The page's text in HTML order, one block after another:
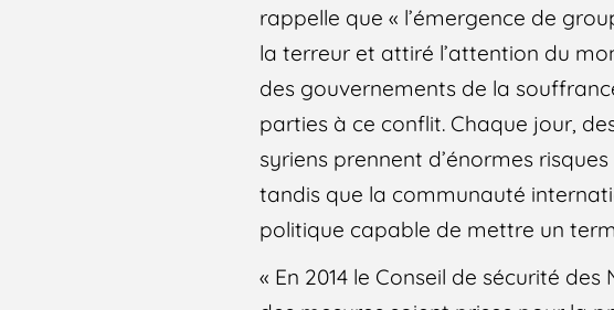
rappelle que « l’émergence de
la terreur et attiré l’attention du
des gouvernements de la
parties à ce conflit. Chaque jour,
syriens prennent d’énormes
tandis que la communauté
politique capable de mettre un
« En 2014 le Conseil de sécurité